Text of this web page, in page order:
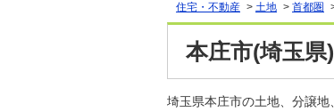
住宅・不動産 > 土地 > 首都圏
本庄市(埼玉
埼玉県本庄市の土地、分譲